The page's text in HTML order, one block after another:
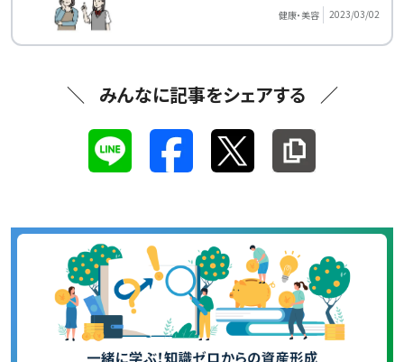
健康・美容 2023/03/02
みんなに記事をシェアする